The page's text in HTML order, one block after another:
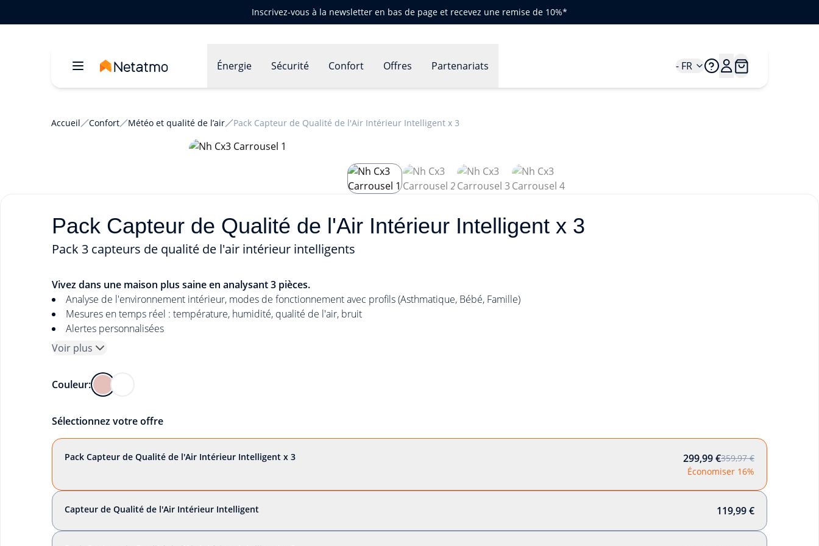
Inscrivez-vous à la newsletter en bas de page et recevez une remise de 10%*
Énergie Sécurité Confort Offres Partenariats - FR
Accueil Confort Météo et qualité de l’air Pack Capteur de Qualité de l'Air Intérieur Intelligent x 3
Pack Capteur de Qualité de l'Air Intérieur Intelligent x 3
Pack 3 capteurs de qualité de l'air intérieur intelligents
Vivez dans une maison plus saine en analysant 3 pièces.
Analyse de l'environnement intérieur, modes de fonctionnement avec profils (Asthmatique, Bébé, Famille)
Mesures en temps réel : température, humidité, qualité de l'air, bruit
Alertes personnalisées
Voir plus
Couleur:
Sélectionnez votre offre
Pack Capteur de Qualité de l'Air Intérieur Intelligent x 3 299,99 €359,97 €
Économiser 16%
Capteur de Qualité de l'Air Intérieur Intelligent 119,99 €